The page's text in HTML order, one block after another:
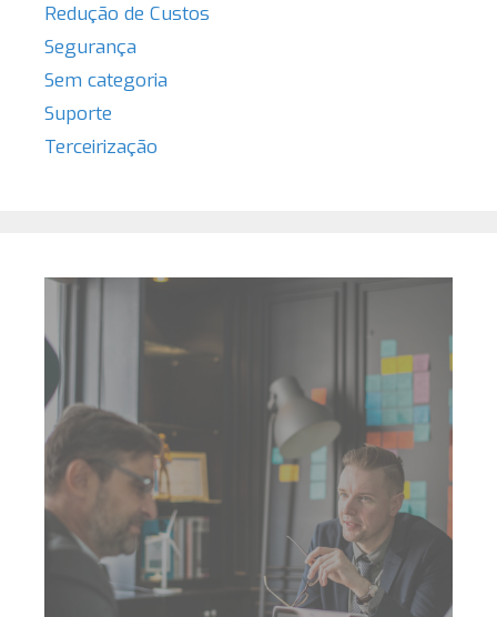
Redução de Custos
Segurança
Sem categoria
Suporte
Terceirização